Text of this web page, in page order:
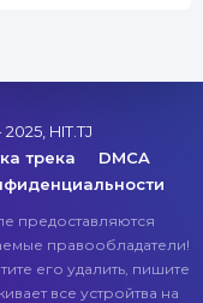
HIT.TJ
трека
DMCA
предоставляются
правообладатели!
его удалить, пишите
все устройтва на